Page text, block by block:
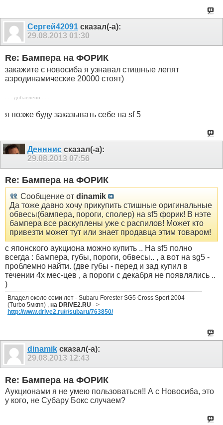
Сергей42091 сказал(-а):
29.08.2013 01:30
Re: Бампера на ФОРИК
закажите с новосиба я узнавал стишные лепят
аэродинамические 20000 стоят)
- - - добавлено - - -
я позже буду заказывать себе на sf 5
Денннис сказал(-а):
29.08.2013 07:56
Re: Бампера на ФОРИК
Сообщение от dinamik
Да тоже давно хочу прикупить стишные оригинальные
обвесы(бампера, пороги, сполер) на sf5 форик! В нэте
бампера все раскуплены уже с распилов! Может кто
привезти может тут или знает продавца этим товаром!
с японского аукциона можно купить .. На sf5 полно
всегда : бампера, губы, пороги, обвесы.. , а вот на sg5 -
проблемно найти. (две губы - перед и зад купил в
течении 4х мес-цев , а пороги с декабря не появлялись ..
)
Владел около семи лет - Subaru Forester SG5 Cross Sport 2004
(Turbo 5мкпп) , на DRIVE2.RU - >
http://www.drive2.ru/r/subaru/763850/
dinamik сказал(-а):
29.08.2013 12:43
Re: Бампера на ФОРИК
Аукционами я не умею пользоваться!! А с Новосиба, это
у кого, не Субару Бокс случаем?